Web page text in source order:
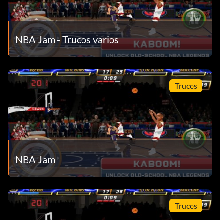
Stickman en la campaña clásica.
Desbloquea batallas contra jefes:
Batalla de jefes con Chris Paul (CP3): Gana el desafío de
oro de los New Orleans Hornets en Gira Remix.
Dr. J Boss Battle (Dr. J): Gana el desafío de oro de los
Philadelphia 76ers en Gira Remix.
Batalla de jefes con Dwayne Wade (Flash): Gana el
Desafío de Oro de los Miami Heat en Gira Remix.
Batalla de jefes Karl Malone (Cartero): Gana el desafío de
Batalla de jefes Kobe Bryant (Mamba Negra): Gana el
NBA Jam - Trucos varios
Trucos
NBA Jam
Trucos